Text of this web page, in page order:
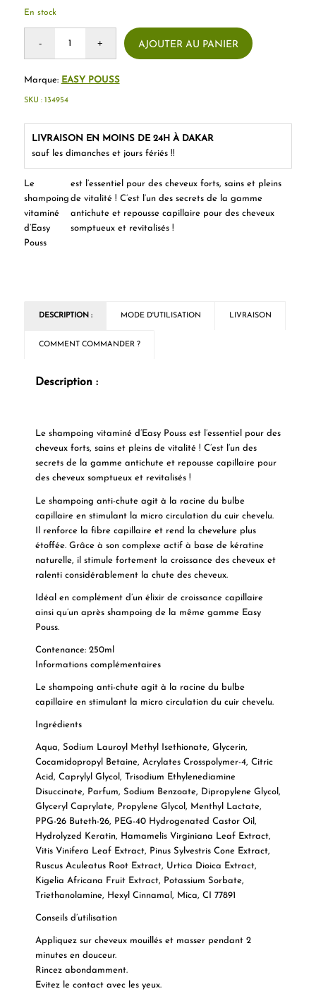
Le
shampoing
vitaminé
d’Easy
Pouss
est l’essentiel pour des cheveux forts, sains et pleins
de vitalité ! C’est l’un des secrets de la gamme
antichute et repousse capillaire pour des cheveux
somptueux et revitalisés !
En stock
AJOUTER AU PANIER
Marque: EASY POUSS
LIVRAISON EN MOINS DE 24H À DAKAR
sauf les dimanches et jours fériés !!
SKU : 134954
DESCRIPTION : MODE D'UTILISATION LIVRAISON
COMMENT COMMANDER ?
Description :
Le shampoing vitaminé d’Easy Pouss est l’essentiel pour des
cheveux forts, sains et pleins de vitalité ! C’est l’un des
secrets de la gamme antichute et repousse capillaire pour
des cheveux somptueux et revitalisés !
Le shampoing anti-chute agit à la racine du bulbe
capillaire en stimulant la micro circulation du cuir chevelu.
Il renforce la fibre capillaire et rend la chevelure plus
étoffée. Grâce à son complexe actif à base de kératine
naturelle, il stimule fortement la croissance des cheveux et
ralenti considérablement la chute des cheveux.
Idéal en complément d’un élixir de croissance capillaire
ainsi qu’un après shampoing de la même gamme Easy
Pouss.
Contenance: 250ml
Informations complémentaires
Le shampoing anti-chute agit à la racine du bulbe
capillaire en stimulant la micro circulation du cuir chevelu.
Ingrédients
Aqua, Sodium Lauroyl Methyl Isethionate, Glycerin,
Cocamidopropyl Betaine, Acrylates Crosspolymer-4, Citric
Acid, Caprylyl Glycol, Trisodium Ethylenediamine
Disuccinate, Parfum, Sodium Benzoate, Dipropylene Glycol,
Glyceryl Caprylate, Propylene Glycol, Menthyl Lactate,
PPG-26 Buteth-26, PEG-40 Hydrogenated Castor Oil,
Hydrolyzed Keratin, Hamamelis Virginiana Leaf Extract,
Vitis Vinifera Leaf Extract, Pinus Sylvestris Cone Extract,
Ruscus Aculeatus Root Extract, Urtica Dioica Extract,
Kigelia Africana Fruit Extract, Potassium Sorbate,
Triethanolamine, Hexyl Cinnamal, Mica, CI 77891
Conseils d’utilisation
Appliquez sur cheveux mouillés et masser pendant 2
minutes en douceur.
Rincez abondamment.
Evitez le contact avec les yeux.